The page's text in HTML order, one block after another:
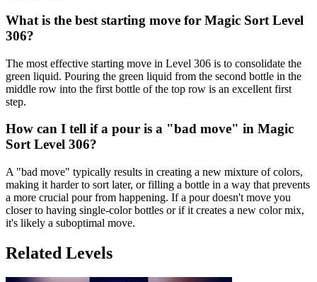
What is the best starting move for Magic Sort Level
306?
The most effective starting move in Level 306 is to consolidate the
green liquid. Pouring the green liquid from the second bottle in the
middle row into the first bottle of the top row is an excellent first
step.
How can I tell if a pour is a "bad move" in Magic
Sort Level 306?
A "bad move" typically results in creating a new mixture of colors,
making it harder to sort later, or filling a bottle in a way that prevents
a more crucial pour from happening. If a pour doesn't move you
closer to having single-color bottles or if it creates a new color mix,
it's likely a suboptimal move.
Related Levels